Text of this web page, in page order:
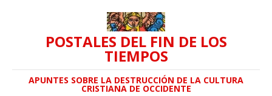
POSTALES DEL FIN DE LOS
TIEMPOS
APUNTES SOBRE LA DESTRUCCIÓN DE LA CULTURA
CRISTIANA DE OCCIDENTE